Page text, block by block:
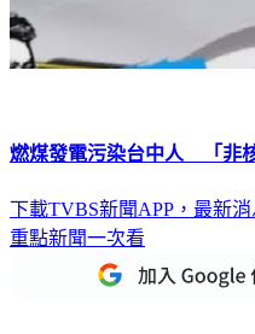
燃煤發電污染台中人 「非
下載TVBS新聞APP，最新
重點新聞一次看